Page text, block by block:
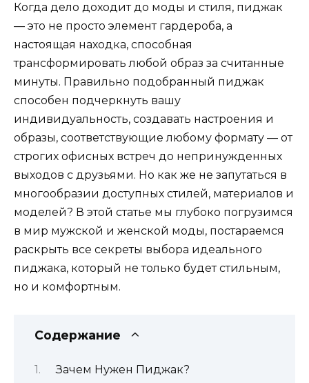
Когда дело доходит до моды и стиля, пиджак
— это не просто элемент гардероба, а
настоящая находка, способная
трансформировать любой образ за считанные
минуты. Правильно подобранный пиджак
способен подчеркнуть вашу
индивидуальность, создавать настроения и
образы, соответствующие любому формату — от
строгих офисных встреч до непринужденных
выходов с друзьями. Но как же не запутаться в
многообразии доступных стилей, материалов и
моделей? В этой статье мы глубоко погрузимся
в мир мужской и женской моды, постараемся
раскрыть все секреты выбора идеального
пиджака, который не только будет стильным,
но и комфортным.
Содержание
Зачем Нужен Пиджак?